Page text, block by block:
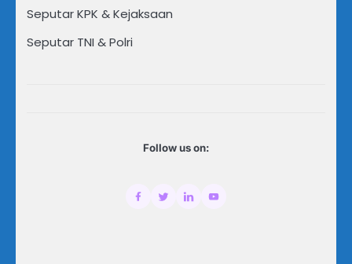
Seputar KPK & Kejaksaan
Seputar TNI & Polri
Follow us on: